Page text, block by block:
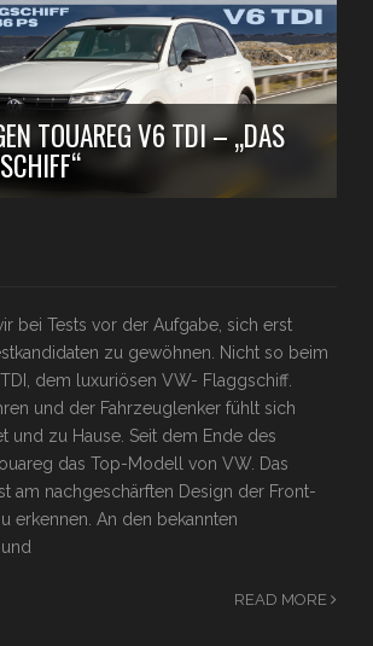
TOUAREG V6 TDI – „DAS
bei Tests vor der Aufgabe, sich erst
zu gewöhnen. Nicht so beim
dem luxuriösen VW- Flaggschiff.
und der Fahrzeuglenker fühlt sich
und zu Hause. Seit dem Ende des
das Top-Modell von VW. Das
am nachgeschärften Design der Front-
erkennen. An den bekannten
READ MORE